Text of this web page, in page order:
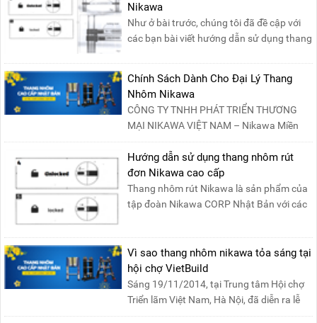
Nikawa
Như ở bài trước, chúng tôi đã đề cập với
các bạn bài viết hướng dẫn sử dụng thang
Chính Sách Dành Cho Đại Lý Thang
Nhôm Nikawa
CÔNG TY TNHH PHÁT TRIỂN THƯƠNG
MẠI NIKAWA VIỆT NAM – Nikawa Miền
Bắc: Số 19, Đường Trung ....
Hướng dẫn sử dụng thang nhôm rút
đơn Nikawa cao cấp
Thang nhôm rút Nikawa là sản phẩm của
tập đoàn Nikawa CORP Nhật Bản với các
Vì sao thang nhôm nikawa tỏa sáng tại
hội chợ VietBuild
Sáng 19/11/2014, tại Trung tâm Hội chợ
Triển lãm Việt Nam, Hà Nội, đã diễn ra lễ
khai mạc “Triể....